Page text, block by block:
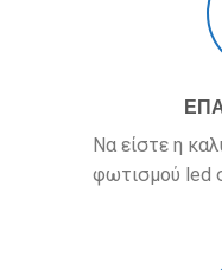
Να είστε η
φωτισμού led